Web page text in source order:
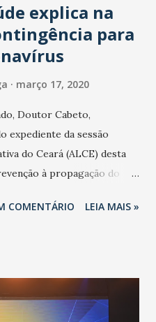
explica na
para
março 17, 2020
Doutor Cabeto,
expediente da sessão
do Ceará (ALCE) desta
à propagação do
na contenção da
com os ambientes
estamos vivendo uma
COMENTÁRIO LEIA MAIS »